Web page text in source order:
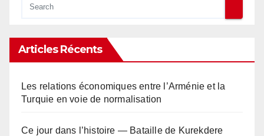
Articles Récents
Les relations économiques entre l’Arménie et la
Turquie en voie de normalisation
Ce jour dans l’histoire — Bataille de Kurekdere